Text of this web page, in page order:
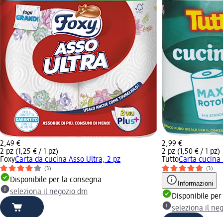
2,49 €
2 pz (1,25 € / 1 pz)
FoxyCarta da cucina Asso Ultra, 2 pz
(3)
Disponibile per la consegna
seleziona il negozio dm
2,99 €
2 pz (1,50 € / 1 pz)
TuttoCarta cucina
(3)
Informazioni
Disponibile
seleziona il